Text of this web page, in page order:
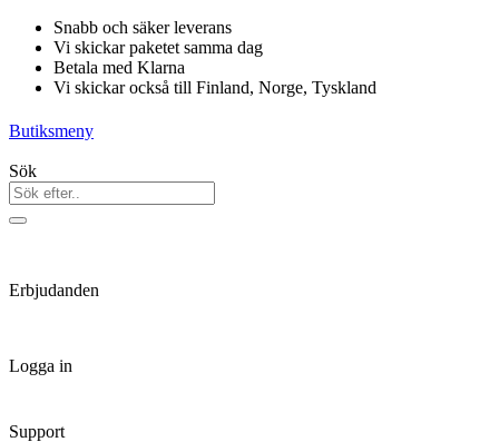
Hoppa
innehåll
Snabb och säker leverans
Vi skickar paketet samma dag
Betala med Klarna
Vi skickar också till Finland, Norge, Tyskland
Butiksmeny
Sök
Erbjudanden
Logga in
Support